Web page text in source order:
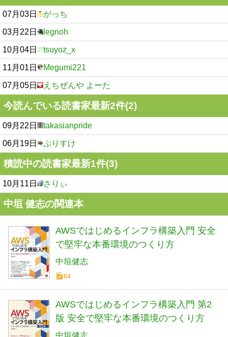
07月03日 がっち
03月22日 legnoh
10月04日 tsuyoz_x
11月01日 Megumi221
07月05日 えちぜんや よーた
今読んでいる読書家最新2件(2)
09月22日 takasianpride
06月19日 ぷりすけ
積読中の読書家最新1件(3)
10月11日 さりぃ
中垣 健志の関連本
AWSではじめるインフラ構築入門 安全
で堅牢な本番環境のつくり方
中垣健志
64
AWSではじめるインフラ構築入門 第2
版 安全で堅牢な本番環境のつくり方
中垣健志